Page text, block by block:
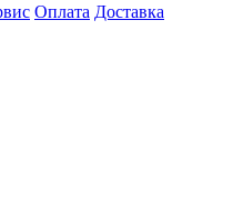
Оплата Доставка